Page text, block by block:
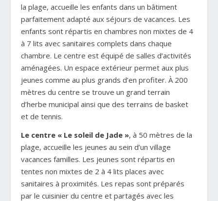
la plage, accueille les enfants dans un bâtiment
parfaitement adapté aux séjours de vacances. Les
enfants sont répartis en chambres non mixtes de 4
à 7 lits avec sanitaires complets dans chaque
chambre. Le centre est équipé de salles d’activités
aménagées. Un espace extérieur permet aux plus
jeunes comme au plus grands d’en profiter. À 200
mètres du centre se trouve un grand terrain
d’herbe municipal ainsi que des terrains de basket
et de tennis.
Le centre « Le soleil de Jade », à 50 mètres de la
plage, accueille les jeunes au sein d’un village
vacances familles. Les jeunes sont répartis en
tentes non mixtes de 2 à 4 lits places avec
sanitaires à proximités. Les repas sont préparés
par le cuisinier du centre et partagés avec les